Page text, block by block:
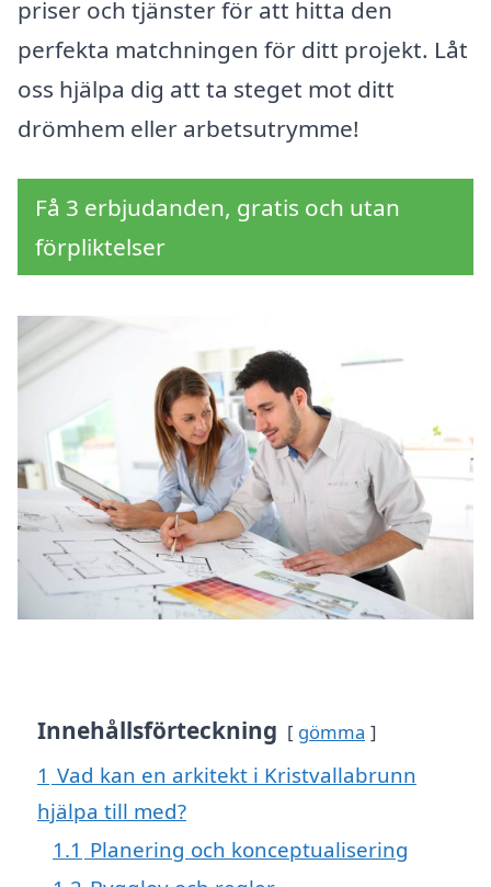
priser och tjänster för att hitta den
perfekta matchningen för ditt projekt. Låt
oss hjälpa dig att ta steget mot ditt
drömhem eller arbetsutrymme!
Få 3 erbjudanden, gratis och utan
förpliktelser
Innehållsförteckning gömma
1 Vad kan en arkitekt i Kristvallabrunn
hjälpa till med?
1.1 Planering och konceptualisering